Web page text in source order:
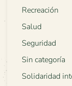
Recreación
Salud
Seguridad
Sin categoría
Solidaridad